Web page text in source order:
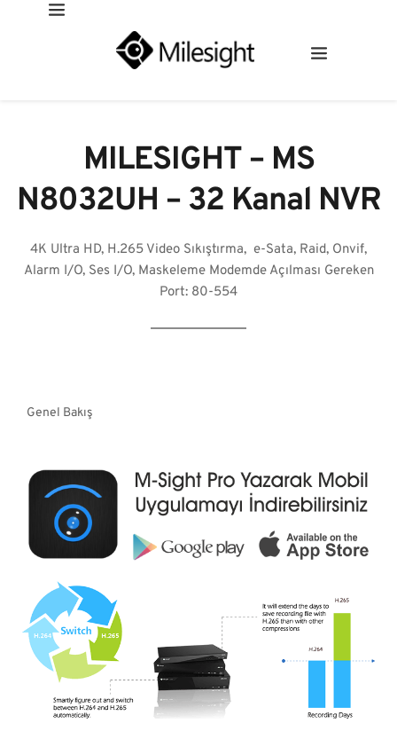
MILESIGHT – MS
N8032UH – 32 Kanal NVR
4K Ultra HD, H.265 Video Sıkıştırma, e-Sata, Raid, Onvif,
Alarm I/O, Ses I/O, Maskeleme Modemde Açılması Gereken
Port: 80-554
Genel Bakış